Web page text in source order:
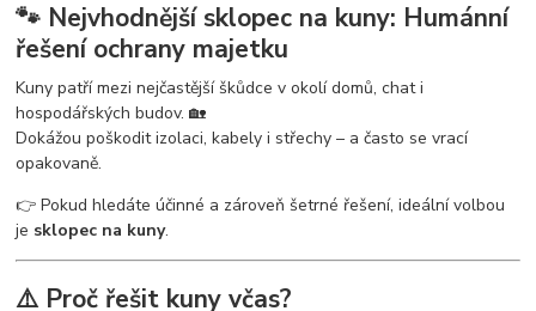
🐾 Nejvhodnější sklopec na kuny: Humánní
řešení ochrany majetku
Kuny patří mezi nejčastější škůdce v okolí domů, chat i
hospodářských budov. 🏡
Dokážou poškodit izolaci, kabely i střechy – a často se vrací
opakovaně.
👉 Pokud hledáte účinné a zároveň šetrné řešení, ideální volbou
je sklopec na kuny.
⚠️ Proč řešit kuny včas?